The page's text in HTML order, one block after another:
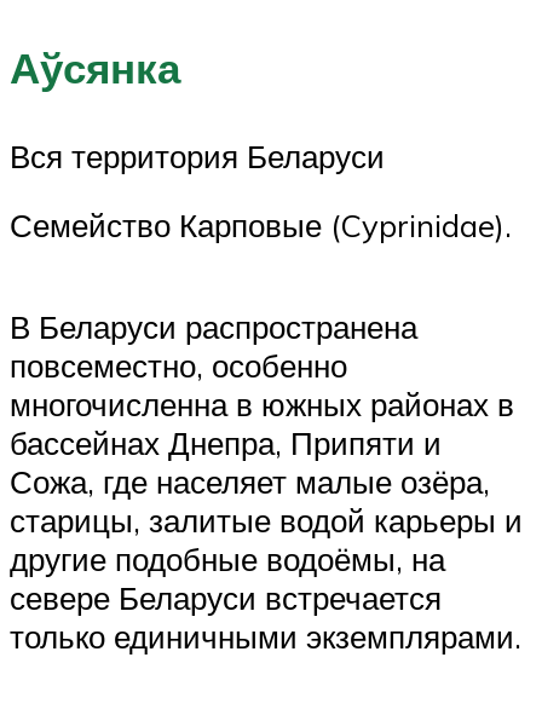
Аўсянка
Вся территория Беларуси
Семейство Карповые (Cyprinidae).
В Беларуси распространена
повсеместно, особенно
многочисленна в южных районах в
бассейнах Днепра, Припяти и
Сожа, где населяет малые озёра,
старицы, залитые водой карьеры и
другие подобные водоёмы, на
севере Беларуси встречается
только единичными экземплярами.